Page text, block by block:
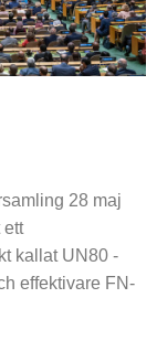
28 maj
ett
kallat UN80 -
effektivare FN-